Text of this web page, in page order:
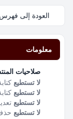
العودة إلى
معلومات
صلاحيات
لا تستطيع
لا تستطيع
لا تستطيع
لا تستطيع